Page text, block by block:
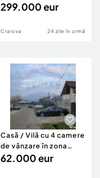
pretabila - cabinete,
299.000 eur
Craiova 24 zile în urmă
Casă / Vilă cu 4 camere
de vânzare în zona
Periferie
62.000 eur